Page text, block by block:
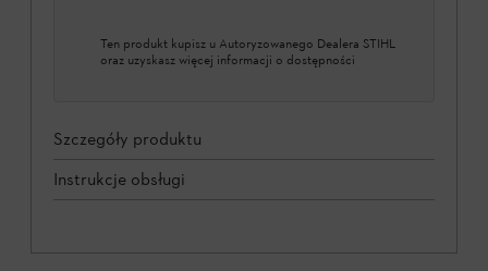
Ten produkt kupisz u Autoryzowanego Dealera STIHL
oraz uzyskasz więcej informacji o dostępności
Szczegóły produktu
Instrukcje obsługi